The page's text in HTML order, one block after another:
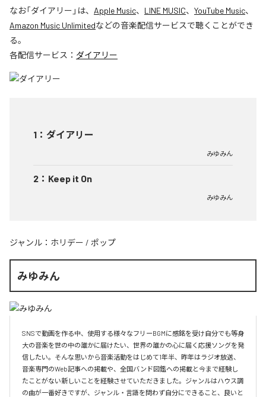
なお「ダイアリー 」は、 Apple Music、 LINE MUSIC、 YouTube Music、
Amazon Music Unlimitedなどの音楽配信サービスで聴くことができ
る。
各配信サービス： ダイアリー
1 ： ダイアリー
みゆみん
2 ： Keep it On
みゆみん
ジャンル： ホリデー / ポップ
みゆみん
SNSで動画を作る中、使用する様々なフリーBGMに感銘を受け自分でも等身
大の音楽を世の中の誰かに届けたい、世界の誰かの心に届く応援ソングを発
信したい。そんな思いから音楽活動をはじめて1年半、昨年はラジオ放送、
音楽専門のWeb記事への掲載や、全国バンド図鑑への掲載と今まで経験し
たことがない新しいことを経験させていただきました。ジャンルはハウス調
の曲が一番好きですが、ジャンル・言語を問わず自分にできること、良いと